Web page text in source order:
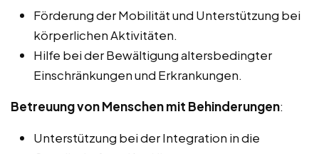
Förderung der Mobilität und Unterstützung bei
körperlichen Aktivitäten.
Hilfe bei der Bewältigung altersbedingter
Einschränkungen und Erkrankungen.
Betreuung von Menschen mit Behinderungen:
Unterstützung bei der Integration in die